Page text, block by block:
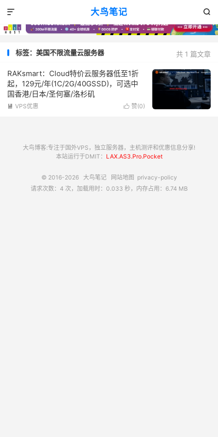
大鸟笔记 

共 1 篇文章
标签：美国不限流量云服务器
RAKsmart：Cloud特价云服务器低至1折
起，129元/年(1C/2G/40GSSD)，可选中
国香港/日本/圣何塞/洛杉矶
 赞(0)
 VPS优惠
大鸟博客:专注于国外VPS，独立服务器，主机测评和优惠信息分享!
本站运行于DMIT： LAX.AS3.Pro.Pocket
© 2016-2026 大鸟笔记 网站地图 privacy-policy
请求次数：4 次，加载用时：0.033 秒，内存占用：6.74 MB